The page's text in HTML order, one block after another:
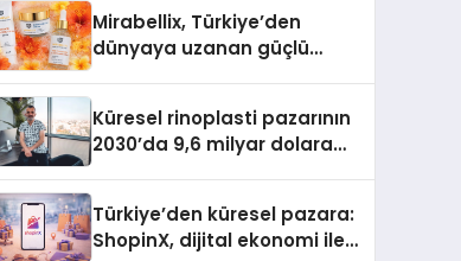
Mirabellix, Türkiye’den
dünyaya uzanan güçlü
Küresel rinoplasti pazarının
2030’da 9,6 milyar dolara
Türkiye’den küresel pazara:
ShopinX, dijital ekonomi ile